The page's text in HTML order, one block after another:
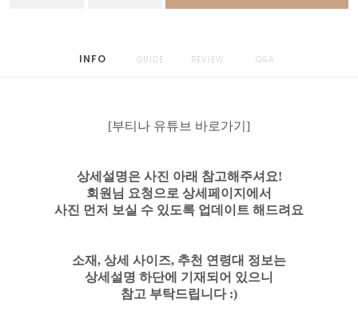
INFO GUIDE REVIEW Q&A
[부티나 유튜브 바로가기]
상세설명은 사진 아래 참고해주셔요!
회원님 요청으로 상세페이지에서
사진 먼저 보실 수 있도록 업데이트 해드려요
소재, 상세 사이즈, 추천 연령대 정보는
상세설명 하단에 기재되어 있으니
참고 부탁드립니다 :)